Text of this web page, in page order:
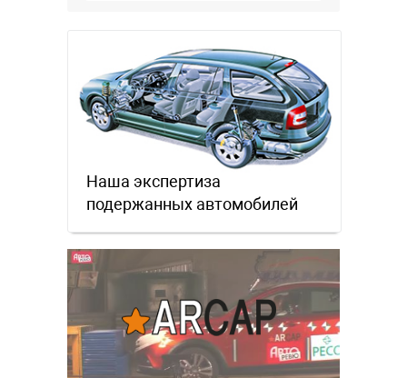
Наша экспертиза
подержанных автомобилей